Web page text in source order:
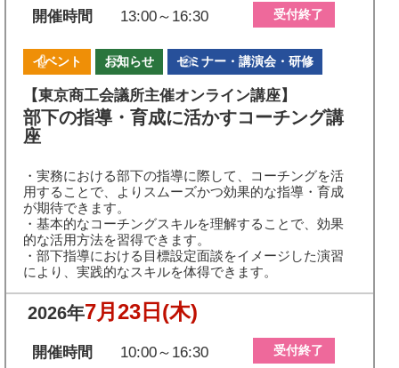
開催時間 13:00～16:30 受付終了
イベント お知らせ セミナー・講演会・研修
【東京商工会議所主催オンライン講座】
部下の指導・育成に活かすコーチング講
座
・実務における部下の指導に際して、コーチングを活
用することで、よりスムーズかつ効果的な指導・育成
が期待できます。
・基本的なコーチングスキルを理解することで、効果
的な活用方法を習得できます。
・部下指導における目標設定面談をイメージした演習
により、実践的なスキルを体得できます。
2026年7月23日 (木)
開催時間 10:00～16:30 受付終了